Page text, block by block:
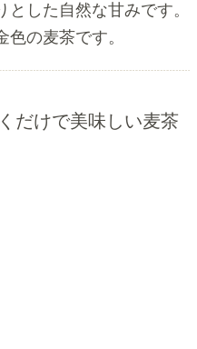
した自然な甘みです。
の麦茶です。
だけで美味しい麦茶